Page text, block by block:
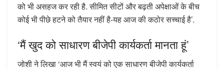
को भी असहज कर रही है. सीमित सीटों और बढ़ती अपेक्षाओं के बीच
कोई भी पीछे हटने को तैयार नहीं है-यह आज की कठोर सच्चाई है’.
‘मैं खुद को साधारण बीजेपी कार्यकर्ता मानता हूं’
जोशी ने लिखा ‘आज भी मैं स्वयं को एक साधारण बीजेपी कार्यकर्ता